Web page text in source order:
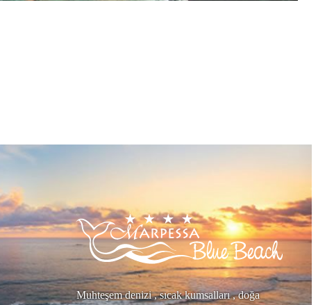
Muhteşem denizi , sıcak kumsalları , doğa